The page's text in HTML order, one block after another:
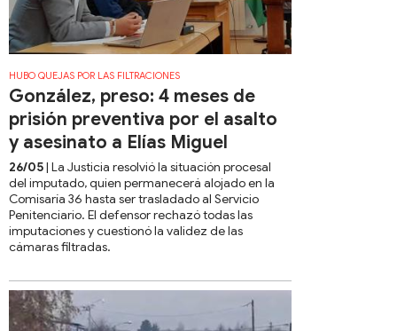
HUBO QUEJAS POR LAS FILTRACIONES
González, preso: 4 meses de
prisión preventiva por el asalto
y asesinato a Elías Miguel
26/05| La Justicia resolvió la situación procesal
del imputado, quien permanecerá alojado en la
Comisaría 36 hasta ser trasladado al Servicio
Penitenciario. El defensor rechazó todas las
imputaciones y cuestionó la validez de las
cámaras filtradas.